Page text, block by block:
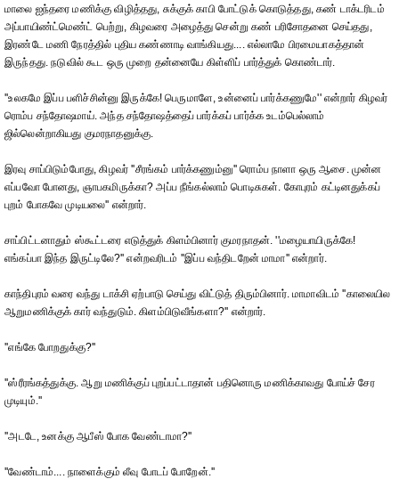
மாலை ஐந்தரை மணிக்கு விழித்தது, சுக்குக் காபி போட்டுக் கொடுத்தது, கண் டாக்டரிடம்
அப்பாயிண்ட்மெண்ட் பெற்று, கிழவரை அழைத்து சென்று கண் பரிசோதனை செய்தது,
இரண்டே மணி நேரத்தில் புதிய கண்ணாடி வாங்கியது.... எல்லாமே பிரமையாகத்தான்
இருந்தது. நடுவில் கூட ஒரு முறை தன்னையே கிள்ளிப் பார்த்துக் கொண்டார்.
''உலகமே இப்ப பளிச்சின்னு இருக்கே! பெருமாளே, உன்னைப் பார்க்கணுமே'' என்றார் கிழவர்
ரொம்ப சந்தோஷமாய். அந்த சந்தோஷத்தைப் பார்க்கப் பார்க்க உடம்பெல்லாம்
ஜில்லென்றாகியது குமரநாதனுக்கு.
இரவு சாப்பிடும்போது, கிழவர் ''சீரங்கம் பார்க்கணும்னு'' ரொம்ப நாளா ஒரு ஆசை. முன்ன
எப்பவோ போனது, ஞாபகமிருக்கா? அப்ப நீங்கல்லாம் பொடிசுகள். கோபுரம் கட்டினதுக்கப்
புறம் போகவே முடியலை'' என்றார்.
சாப்பிட்டனாதும் ஸ்கூட்டரை எடுத்துக் கிளம்பினார் குமரநாதன். ''மழையாயிருக்கே!
எங்கப்பா இந்த இருட்டிலே?'' என்றவரிடம் ''இப்ப வந்திடறேன் மாமா'' என்றார்.
காந்திபுரம் வரை வந்து டாக்சி ஏற்பாடு செய்து விட்டுத் திரும்பினார். மாமாவிடம் ''காலையில
ஆறுமணிக்குக் கார் வந்துடும். கிளம்பிடுவீங்களா?'' என்றார்.
''எங்கே போறதுக்கு?''
''ஸ்ரீரங்கத்துக்கு. ஆறு மணிக்குப் புறப்பட்டாதான் பதினொரு மணிக்காவது போய்ச் சேர
முடியும்.''
''அடடே, உனக்கு ஆபீஸ் போக வேண்டாமா?''
''வேண்டாம்.... நாளைக்கும் லீவு போடப் போறேன்.''